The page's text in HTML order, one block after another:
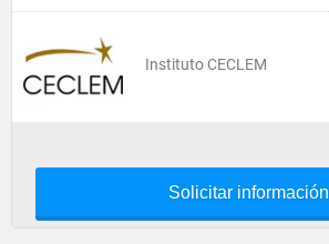
Instituto CECLEM
Solicitar información